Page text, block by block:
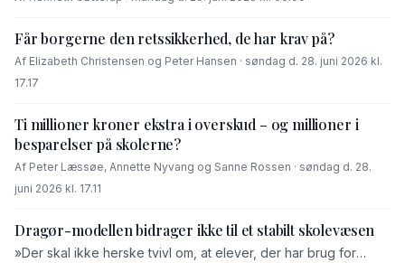
Får borgerne den retssikkerhed, de har krav på?
Af Elizabeth Christensen og Peter Hansen · søndag d. 28. juni 2026 kl.
17.17
Ti millioner kroner ekstra i overskud – og millioner i
besparelser på skolerne?
Af Peter Læssøe, Annette Nyvang og Sanne Rossen · søndag d. 28.
juni 2026 kl. 17.11
Drag­ør-modellen bidrager ikke til et stabilt skolevæsen
»Der skal ikke herske tvivl om, at elever, der har brug for